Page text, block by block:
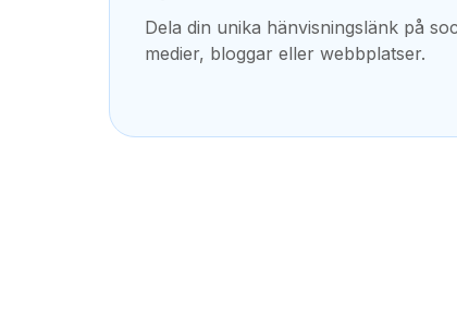
Dela din unika hänvisningslänk på
medier, bloggar eller webbplatser.